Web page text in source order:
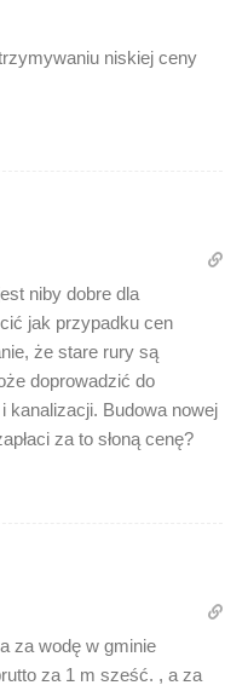
niskiej ceny
niby dobre dla
jak przypadku cen
że stare rury są
doprowadzić do
kanalizacji. Budowa nowej
za to słoną cenę?
za wodę w gminie
za 1 m sześć. , a za